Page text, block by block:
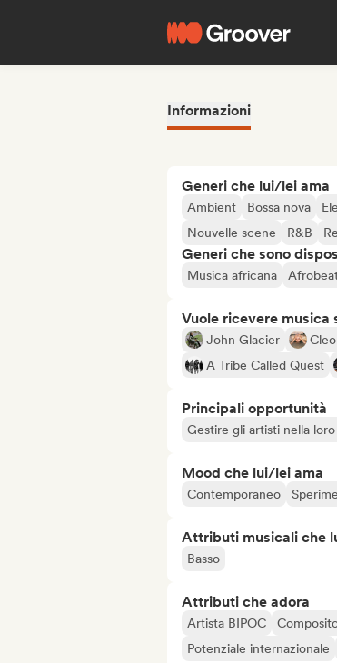
Informazioni
Generi che lui/lei ama
Ambient Bossa nova
Nouvelle scene
R&B
Generi che sono
Musica africana
Vuole ricevere musica
John Glacier
A Tribe Called Quest
Principali opportunità
Gestire gli artisti nella
Mood che lui/lei ama
Contemporaneo
Attributi musicali che
Basso
Attributi che adora
Artista BIPOC
Potenziale internazionale